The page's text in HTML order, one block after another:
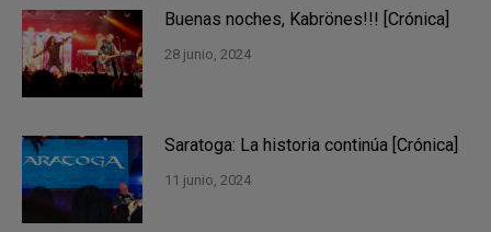
Buenas noches, Kabrönes!!! [Crónica]
28 junio, 2024
Saratoga: La historia continúa [Crónica]
11 junio, 2024